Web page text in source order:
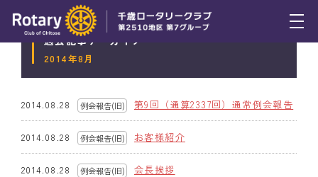
トピックス
活動報告
理事会報告
過去記事アーカイブ
2014年8月
2014.08.28 例会報告(旧) 第9回（通算2337回）通常例会報告
2014.08.28 例会報告(旧) お客様紹介
2014.08.28 例会報告(旧) 会長挨拶